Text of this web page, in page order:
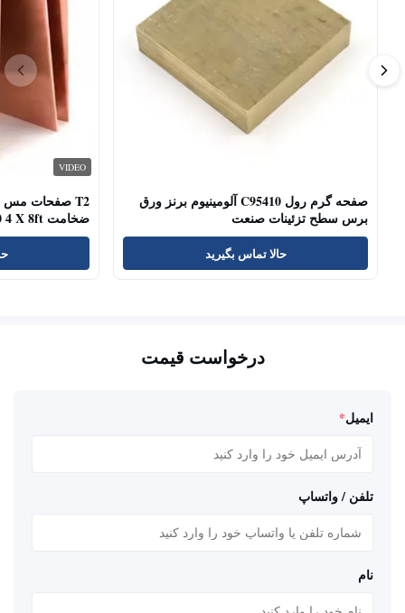
صفحه گرم رول C95410 آلومینیوم برنز ورق
برس سطح تزئینات صنعت
حالا تماس بگیرید
VIDEO
ضخامت C11000 C10100 4 X 8ft
درخواست قیمت
ایمیل*
تلفن / واتساپ
نام